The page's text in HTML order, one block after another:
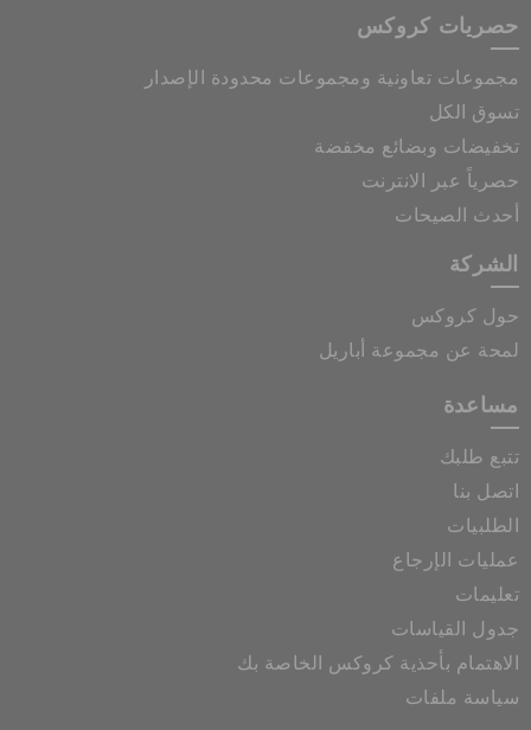
حصريات كروكس
مجموعات تعاونية ومجموعات محدودة الإصدار
تسوق الكل
تخفيضات وبضائع مخفضة
حصرياً عبر الانترنت
أحدث الصيحات
الشركة
حول كروكس
لمحة عن مجموعة أباريل
مساعدة
تتبع طلبك
اتصل بنا
الطلبيات
عمليات الإرجاع
تعليمات
جدول القياسات
الاهتمام بأحذية كروكس الخاصة بك
سياسة ملفات